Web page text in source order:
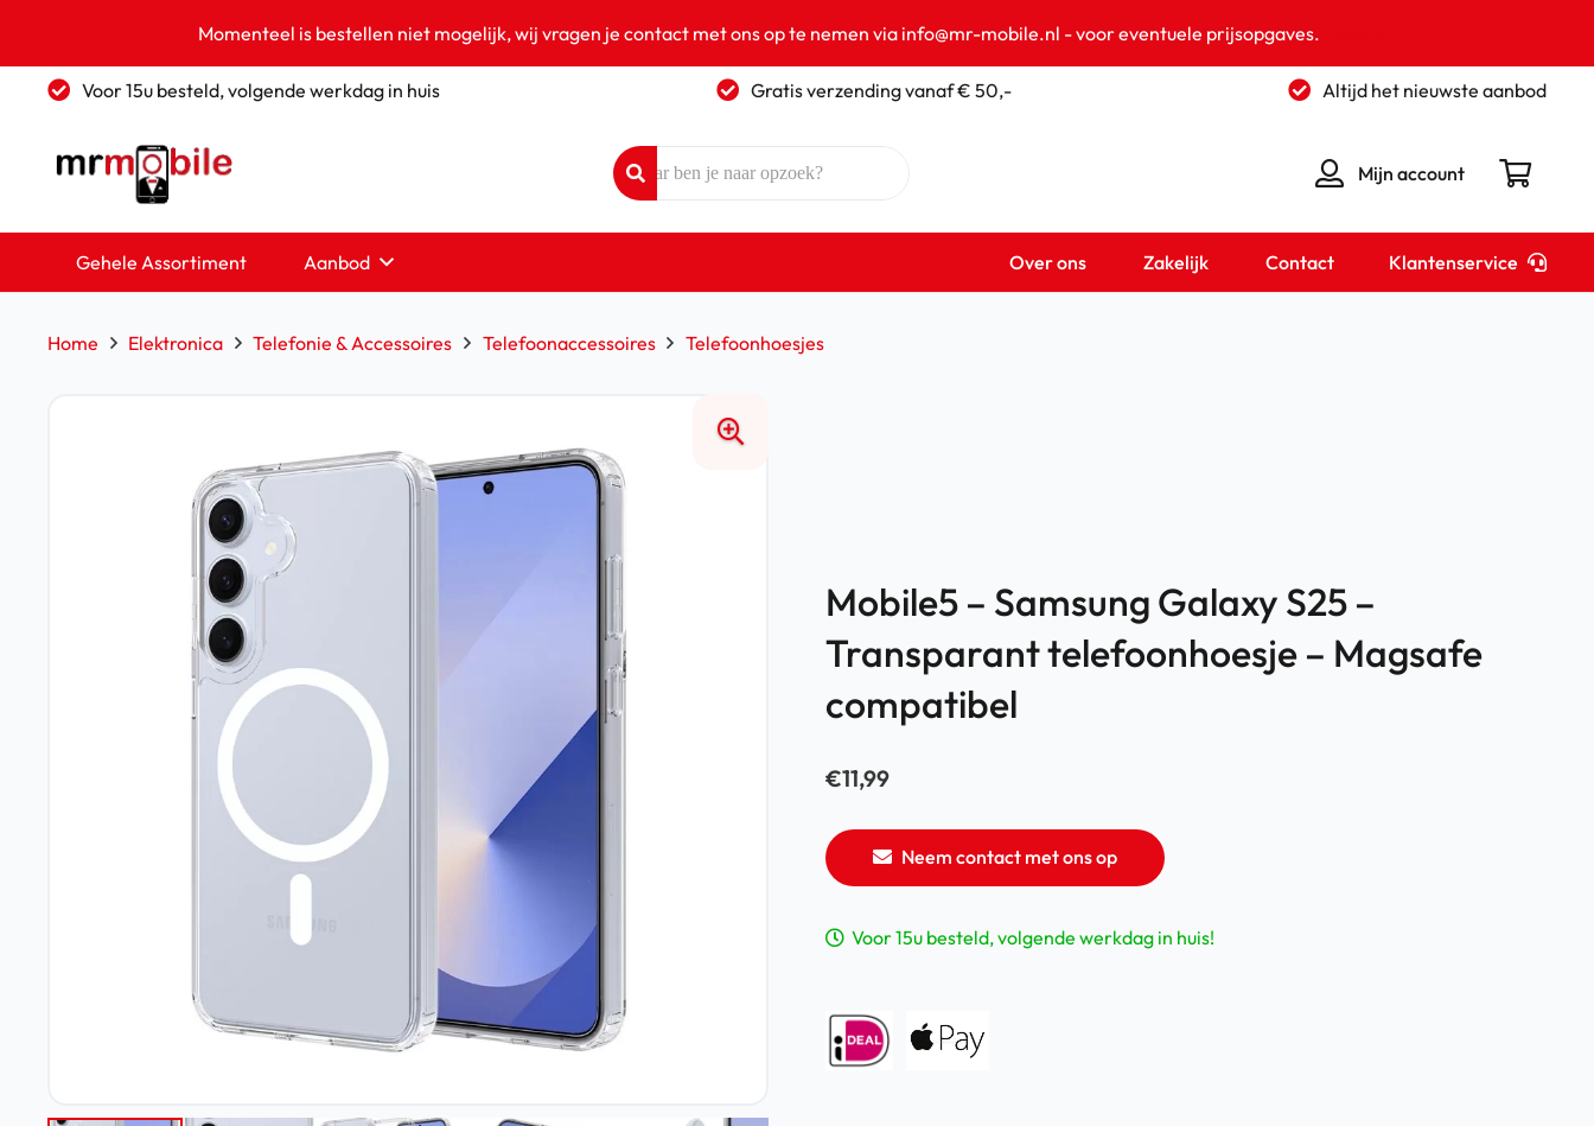
Momenteel is bestellen niet mogelijk, wij vragen je contact met ons op te nemen via info@mr-mobile.nl - voor eventuele prijsopgaves.
Voor 15u besteld, volgende werkdag in huis Gratis verzending vanaf € 50,- Altijd het nieuwste aanbod
Mijn account
Gehele Assortiment Aanbod Over ons Zakelijk Contact Klantenservice
Home Elektronica Telefonie & Accessoires Telefoonaccessoires Telefoonhoesjes
Mobile5 – Samsung Galaxy S25 –
Transparant telefoonhoesje – Magsafe
compatibel
€11,99
Neem contact met ons op
Voor 15u besteld, volgende werkdag in huis!